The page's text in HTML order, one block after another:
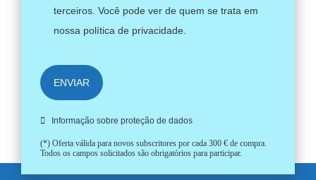
terceiros. Você pode ver de quem se trata em
nossa política de privacidade.
ENVIAR
Informação sobre proteção de dados
(*) Oferta válida para novos subscritores por cada 300 € de compra.
Todos os campos solicitados são obrigatórios para participar.